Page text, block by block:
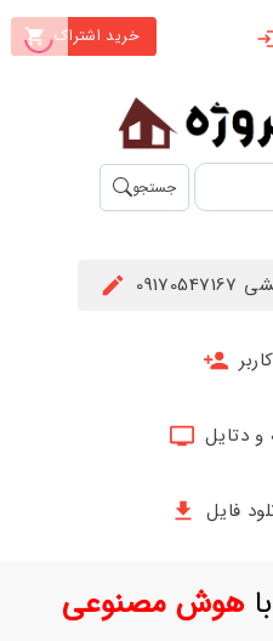
خرید اشتراک
جستجو
هوش مصنوعی